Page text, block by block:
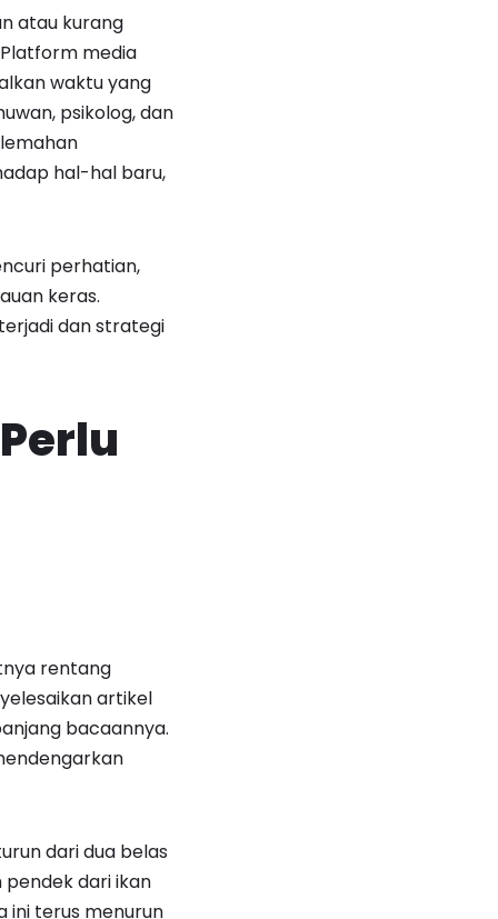
atau kurang
media
waktu yang
psikolog, dan
hal-hal baru,
perhatian,
keras.
dan strategi
rentang
artikel
bacaannya.
dari dua belas
pendek dari ikan
ini terus menurun